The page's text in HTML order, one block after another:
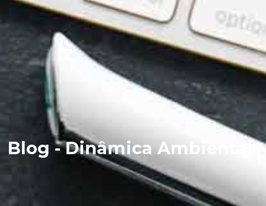
Blog - Dinâmica Ambiental